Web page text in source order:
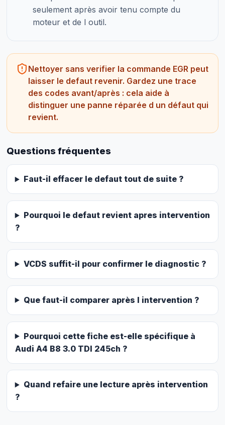
seulement après avoir tenu compte du
moteur et de l outil.
Nettoyer sans verifier la commande EGR peut
laisser le defaut revenir. Gardez une trace
des codes avant/après : cela aide à
distinguer une panne réparée d un défaut qui
revient.
Questions fréquentes
Faut-il effacer le defaut tout de suite ?
Pourquoi le defaut revient apres intervention
?
VCDS suffit-il pour confirmer le diagnostic ?
Que faut-il comparer après l intervention ?
Pourquoi cette fiche est-elle spécifique à
Audi A4 B8 3.0 TDI 245ch ?
Quand refaire une lecture après intervention
?